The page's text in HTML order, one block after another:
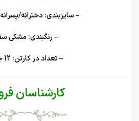
– سایزبندی: دخترانه/پسرانه (31–
– رنگبندی: مشکی
– تعداد در کارتن: 12 جفت
کارشناسان